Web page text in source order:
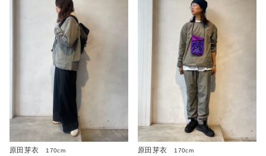
原田芽衣
170cm
原田芽衣
170cm